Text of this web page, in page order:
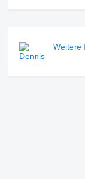
Weitere